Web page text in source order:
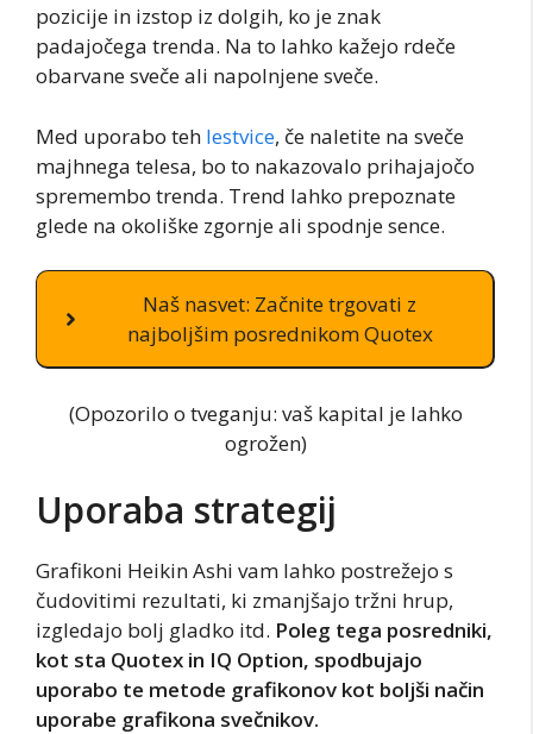
pozicije in izstop iz dolgih, ko je znak
padajočega trenda. Na to lahko kažejo rdeče
obarvane sveče ali napolnjene sveče.
Med uporabo teh lestvice, če naletite na sveče
majhnega telesa, bo to nakazovalo prihajajočo
spremembo trenda. Trend lahko prepoznate
glede na okoliške zgornje ali spodnje sence.
Naš nasvet: Začnite trgovati z
najboljšim posrednikom Quotex
(Opozorilo o tveganju: vaš kapital je lahko
ogrožen)
Uporaba strategij
Grafikoni Heikin Ashi vam lahko postrežejo s
čudovitimi rezultati, ki zmanjšajo tržni hrup,
izgledajo bolj gladko itd. Poleg tega posredniki,
kot sta Quotex in IQ Option, spodbujajo
uporabo te metode grafikonov kot boljši način
uporabe grafikona svečnikov.